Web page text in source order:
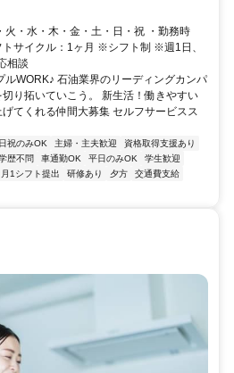
火・水・木・金・土・日・祝 ・勤務時
サイクル：1ヶ月 ※シフト制 ※週1日、
相談
ルWORK♪ 石油業界のリーディングカンパ
り拓いていこう。 新生活！働きやすい
てくれる仲間大募集 セルフサービスス
祝のみOK 主婦・主夫歓迎
資格取得支援あり
歴不問 車通勤OK 平日のみOK
学生歓迎
月1シフト提出 研修あり 夕方
交通費支給